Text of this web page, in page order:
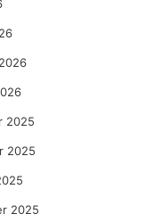
2025
2025
2025